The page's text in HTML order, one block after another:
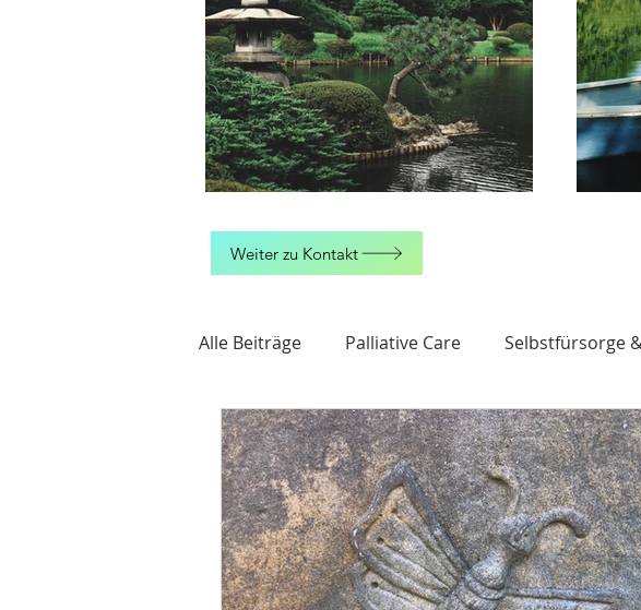
Weiter zu Kontakt
Alle Beiträge Palliative Care Selbstfürsorge
Muße Schmerz Forschung. art as
Stufen von Hermann Hesse
Flourish Flow Blauer Schmetterling von